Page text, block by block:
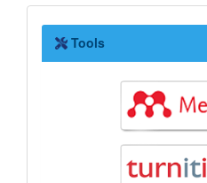
Tools
Tools